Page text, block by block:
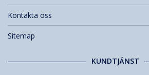
Kontakta oss
Sitemap
KUNDTJÄNST